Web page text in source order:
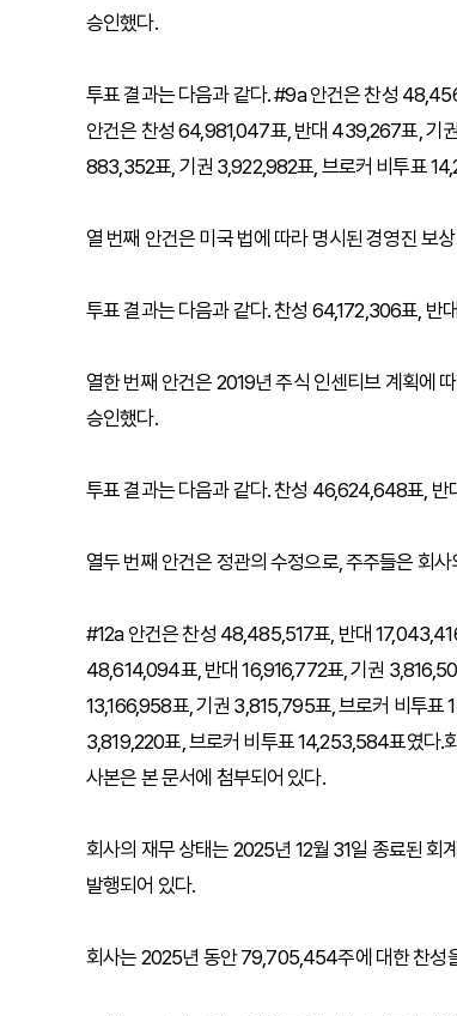
승인했다.
투표 결과는 다음과 같다. #9a 안건은 찬성
안건은 찬성 64,981,047표, 반대 439,267표, 기
883,352표, 기권 3,922,982표, 브로커 비투표
열 번째 안건은 미국 법에 따라 명시된 경영진 보
투표 결과는 다음과 같다. 찬성 64,172,306표,
열한 번째 안건은 2019년 주식 인센티브 계획에
승인했다.
투표 결과는 다음과 같다. 찬성 46,624,648표,
열두 번째 안건은 정관의 수정으로, 주주들은 회
#12a 안건은 찬성 48,485,517표, 반대
48,614,094표, 반대 16,916,772표, 기권
13,166,958표, 기권 3,815,795표, 브로커 비투
3,819,220표, 브로커 비투표 14,253,584표였다.
사본은 본 문서에 첨부되어 있다.
회사의 재무 상태는 2025년 12월 31일 종료된
발행되어 있다.
회사는 2025년 동안 79,705,454주에 대한 찬성